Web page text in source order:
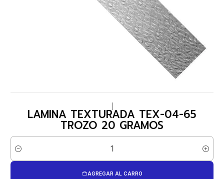
LAMINA TEXTURADA TEX-04-65
TROZO 20 GRAMOS
Cantidad
AGREGAR AL CARRO